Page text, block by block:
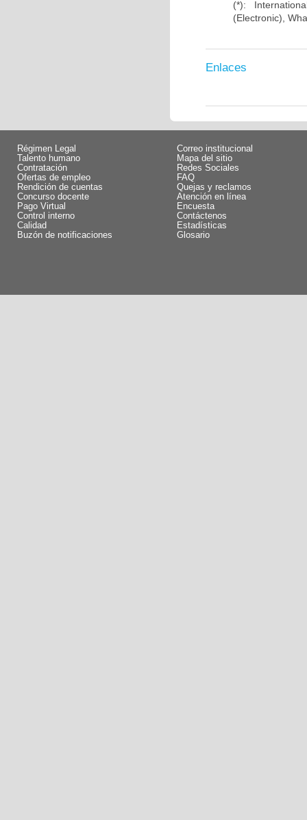
(*):
(Electronic),
Enlaces
Régimen Legal
Talento humano
Contratación
Ofertas de empleo
Rendición de cuentas
Concurso docente
Pago Virtual
Control interno
Calidad
Buzón de notificaciones
Correo institucional
Mapa del sitio
Redes Sociales
FAQ
Quejas y reclamos
Atención en línea
Encuesta
Contáctenos
Estadísticas
Glosario